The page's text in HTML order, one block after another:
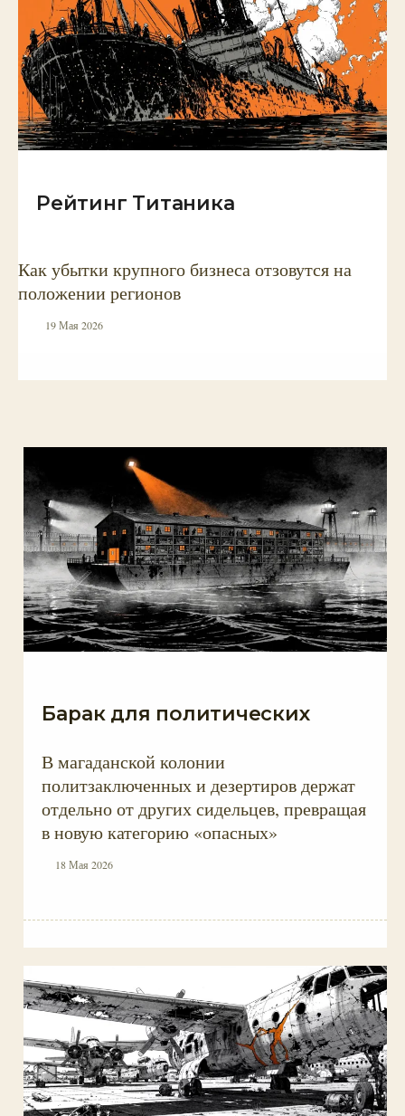
Рейтинг Титаника
Как убытки крупного бизнеса отзовутся на
положении регионов
19 Мая 2026
Барак для политических
В магаданской колонии
политзаключенных и дезертиров держат
отдельно от других сидельцев, превращая
в новую категорию «опасных»
18 Мая 2026